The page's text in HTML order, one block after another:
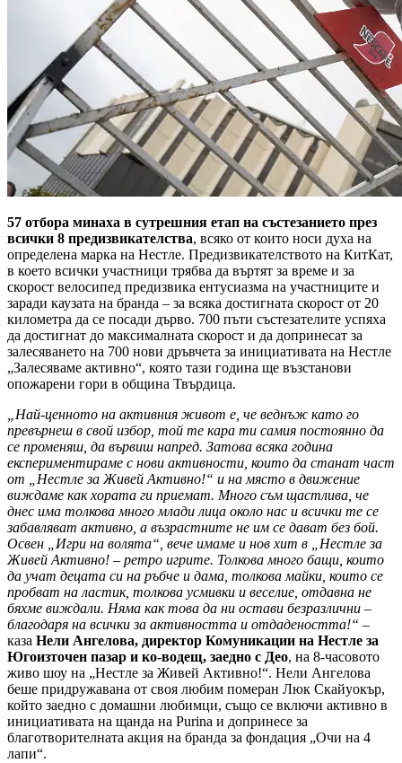
57 отбора минаха в сутрешния етап на състезанието през
всички 8 предизвикателства, всяко от които носи духа на
определена марка на Нестле. Предизвикателството на КитКат,
в което всички участници трябва да въртят за време и за
скорост велосипед предизвика ентусиазма на участниците и
заради каузата на бранда – за всяка достигната скорост от 20
километра да се посади дърво. 700 пъти състезателите успяха
да достигнат до максималната скорост и да допринесат за
залесяването на 700 нови дръвчета за инициативата на Нестле
„Залесяваме активно“, която тази година ще възстанови
опожарени гори в община Твърдица.
„Най-ценното на активния живот е, че веднъж като го
превърнеш в свой избор, той те кара ти самия постоянно да
се променяш, да вървиш напред. Затова всяка година
експериментираме с нови активности, които да станат част
от „Нестле за Живей Активно!“ и на място в движение
виждаме как хората ги приемат. Много съм щастлива, че
днес има толкова много млади лица около нас и всички те се
забавляват активно, а възрастните не им се дават без бой.
Освен „Игри на волята“, вече имаме и нов хит в „Нестле за
Живей Активно! – ретро игрите. Толкова много бащи, които
да учат децата си на ръбче и дама, толкова майки, които се
пробват на ластик, толкова усмивки и веселие, отдавна не
бяхме виждали. Няма как това да ни остави безразлични –
благодаря на всички за активността и отдадеността!“ –
каза Нели Ангелова, директор Комуникации на Нестле за
Югоизточен пазар и ко-водещ, заедно с Део, на 8-часовото
живо шоу на „Нестле за Живей Активно!“. Нели Ангелова
беше придружавана от своя любим померан Люк Скайуокър,
който заедно с домашни любимци, също се включи активно в
инициативата на щанда на Purina и допринесе за
благотворителната акция на бранда за фондация „Очи на 4
лапи“.